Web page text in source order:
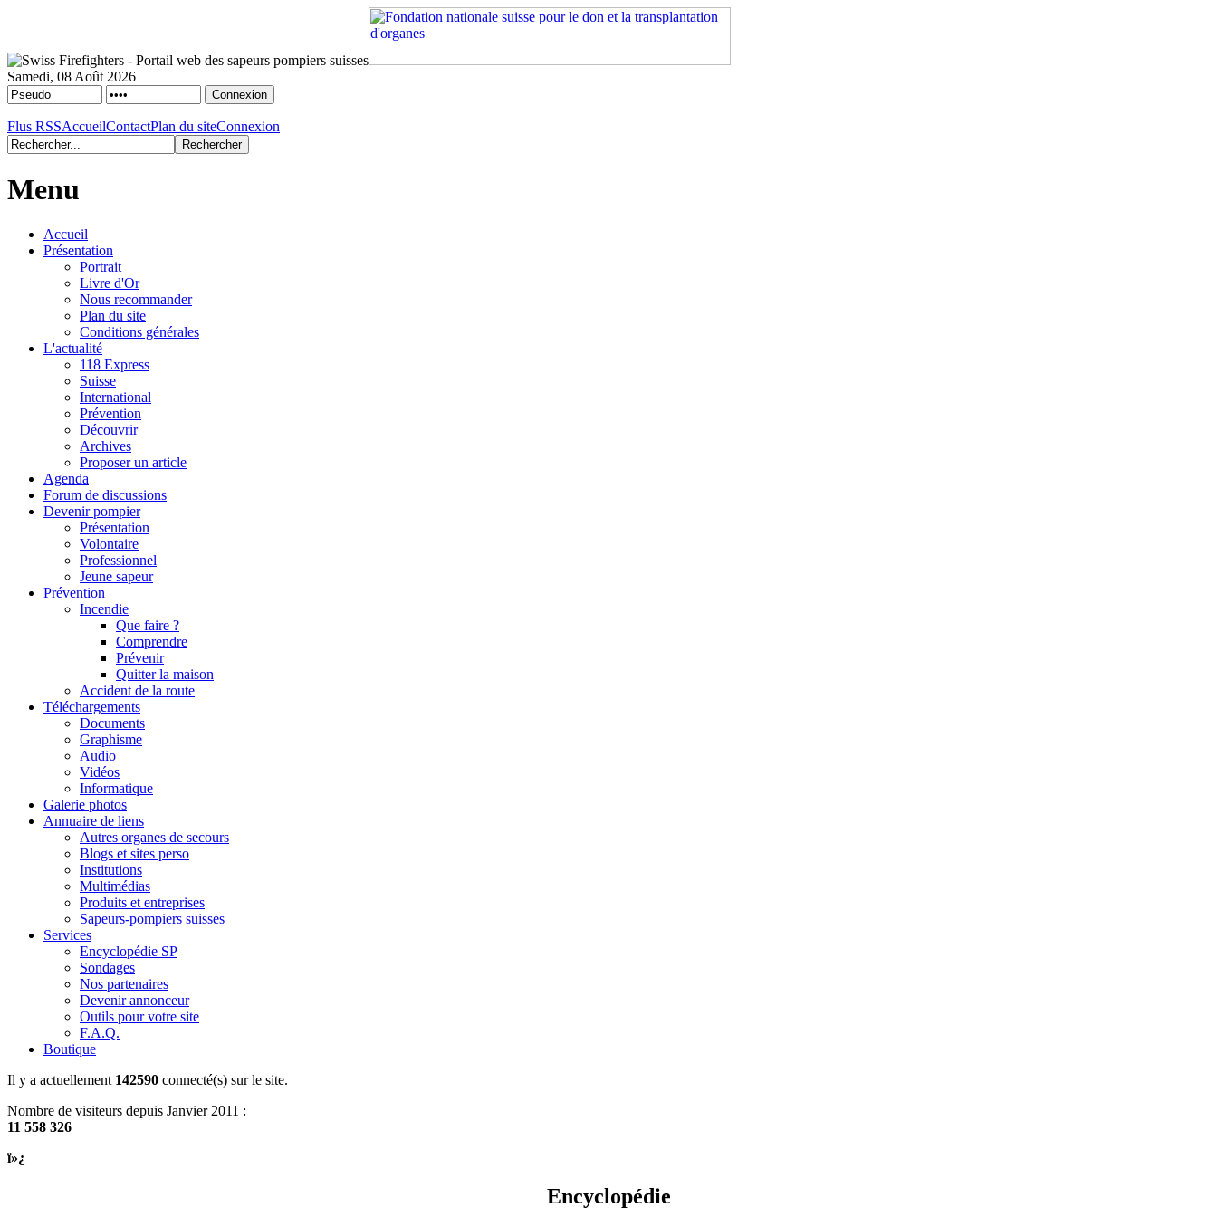
Samedi, 08 Août 2026
Flus RSSAccueilContactPlan du siteConnexion
Menu
Accueil
Présentation
Portrait
Livre d'Or
Nous recommander
Plan du site
Conditions générales
L'actualité
118 Express
Suisse
International
Prévention
Découvrir
Archives
Proposer un article
Agenda
Forum de discussions
Devenir pompier
Présentation
Volontaire
Professionnel
Jeune sapeur
Prévention
Incendie
Que faire ?
Comprendre
Prévenir
Quitter la maison
Accident de la route
Téléchargements
Documents
Graphisme
Audio
Vidéos
Informatique
Galerie photos
Annuaire de liens
Autres organes de secours
Blogs et sites perso
Institutions
Multimédias
Produits et entreprises
Sapeurs-pompiers suisses
Services
Encyclopédie SP
Sondages
Nos partenaires
Devenir annonceur
Outils pour votre site
F.A.Q.
Boutique
Il y a actuellement 142590 connecté(s) sur le site.
Nombre de visiteurs depuis Janvier 2011 :
11 558 326
ï»¿
Encyclopédie